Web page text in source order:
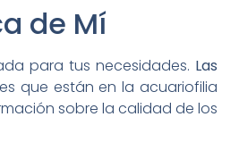
de Mí
para tus necesidades. Las
que están en la acuariofilia
sobre la calidad de los